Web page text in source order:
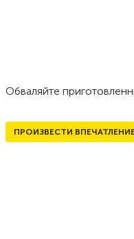
Обваляйте
ПРОИЗВЕСТИ